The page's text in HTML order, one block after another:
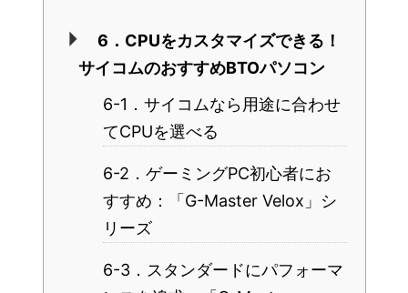
6．CPUをカスタマイズできる！
サイコムのおすすめBTOパソコン
6-1．サイコムなら用途に合わせ
てCPUを選べる
6-2．ゲーミングPC初心者にお
すすめ：「G-Master Velox」シ
リーズ
6-3．スタンダードにパフォーマ